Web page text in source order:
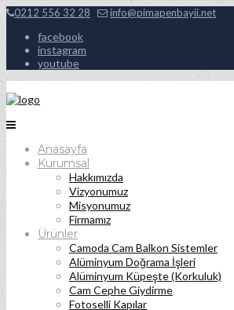
0212 556 32 28 info@pimapenbayii.net
facebook
instagram
youtube
Anasayfa
Kurumsal
Hakkımızda
Vizyonumuz
Misyonumuz
Firmamız
Ürünler
Camoda Cam Balkon Sistemler
Alüminyum Doğrama İşleri
Alüminyum Küpeşte (Korkuluk)
Cam Cephe Giydirme
Fotoselli Kapılar